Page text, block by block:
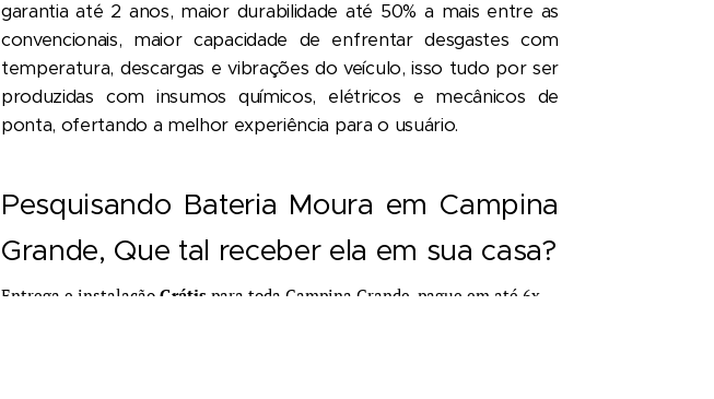
garantia até 2 anos, maior durabilidade até 50% a mais entre as
convencionais, maior capacidade de enfrentar desgastes com
temperatura, descargas e vibrações do veículo, isso tudo por ser
produzidas com insumos químicos, elétricos e mecânicos de
ponta, ofertando a melhor experiência para o usuário.
Pesquisando Bateria Moura em Campina
Grande, Que tal receber ela em sua casa?
Entrega e instalação Grátis para toda Campina Grande, pague em até 6x